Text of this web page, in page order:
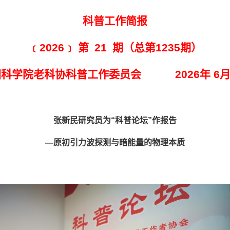
科普工作简报
﹝2026﹞ 第 21 期（总第1235期）
科学院老科协科普工作委员会 2026年 6
张新民研究员为“科普论坛”作报告
—原初引力波探测与暗能量的物理本质